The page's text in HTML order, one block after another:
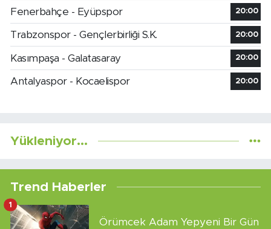
Fenerbahçe - Eyüpspor 20:00
Trabzonspor - Gençlerbirliği S.K. 20:00
Kasımpaşa - Galatasaray 20:00
Antalyaspor - Kocaelispor 20:00
Yükleniyor...
Trend Haberler
Örümcek Adam Yepyeni Bir Gün
1